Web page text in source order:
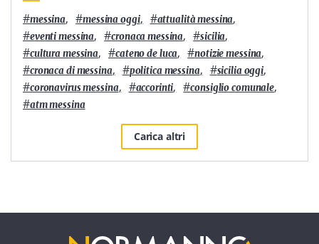
#messina, #messina oggi, #attualità messina,
#eventi messina, #cronaca messina, #sicilia,
#cultura messina, #cateno de luca, #notizie messina,
#cronaca di messina, #politica messina, #sicilia oggi,
#coronavirus messina, #accorinti, #consiglio comunale,
#atm messina
Carica altri